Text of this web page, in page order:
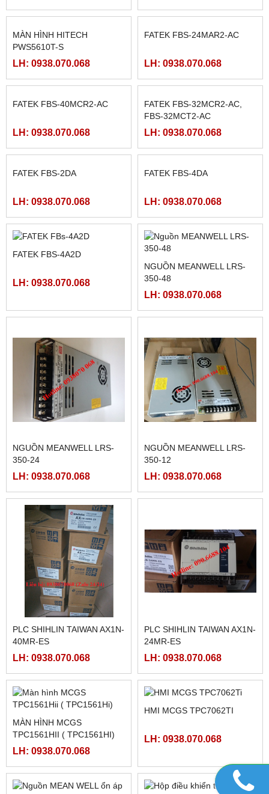
MÀN HÌNH HITECH
LH: 0938.070.068
FATEK FBS-24MAR2-AC
LH: 0938.070.068
LH: 0938.070.068
FBS-32MCT2-AC
LH: 0938.070.068
FATEK FBS-2DA
LH: 0938.070.068 LH: 0938.070.068
FATEK FBS-4A2D
LH: 0938.070.068
NGUỒN MEANWELL LRS-
350-48
350-24
LH: 0938.070.068
350-12
LH: 0938.070.068